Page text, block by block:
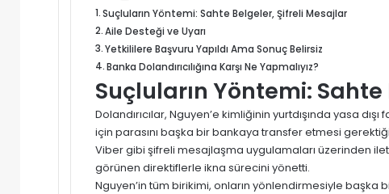
Suçluların Yöntemi: Sahte Belgeler, Şifreli Mesajlar
Aile Desteği ve Uyarı
Yetkililere Başvuru Yapıldı Ama Sonuç Belirsiz
Banka Dolandırıcılığına Karşı Ne Yapmalıyız?
Suçluların Yöntemi:
Dolandırıcılar, Nguyen’e kimliğinin yurtdışında yasa
için parasını başka bir bankaya transfer etmesi
Viber gibi şifreli mesajlaşma uygulamaları üzerinden
görünen direktiflerle ikna sürecini yönetti.
Nguyen’in tüm birikimi, onların yönlendirmesiyle başka